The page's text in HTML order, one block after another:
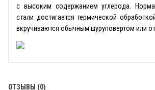
с высоким содержанием углерода.
стали достигается термической
вкручиваются обычным шуруповертом или
ОТЗЫВЫ (0)